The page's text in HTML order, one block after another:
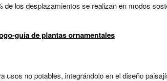
los desplazamientos se realizan en modos
guía de plantas ornamentales
usos no potables, integrándolo en el diseño